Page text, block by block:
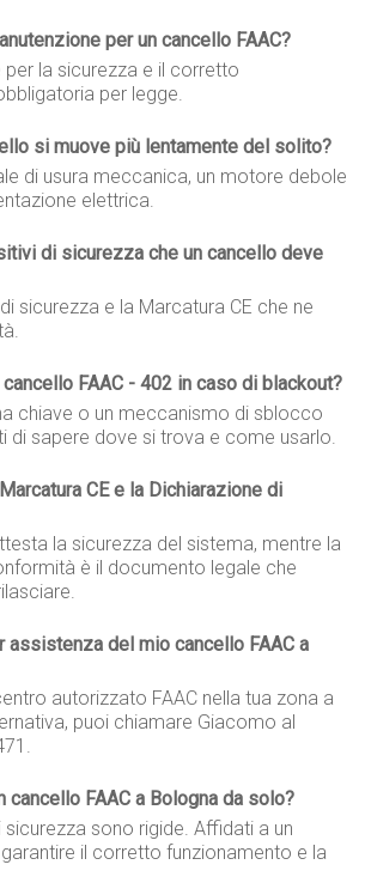
per un cancello FAAC?
per la sicurezza e il corretto
per legge.
si muove più lentamente del solito?
di usura meccanica, un motore debole
elettrica.
di sicurezza che un cancello deve
sicurezza e la Marcatura CE che ne
FAAC - 402 in caso di blackout?
chiave o un meccanismo di sblocco
di sapere dove si trova e come usarlo.
CE e la Dichiarazione di
la sicurezza del sistema, mentre la
è il documento legale che
assistenza del mio cancello FAAC a
autorizzato FAAC nella tua zona a
puoi chiamare Giacomo al
cancello FAAC a Bologna da solo?
sono rigide. Affidati a un
il corretto funzionamento e la